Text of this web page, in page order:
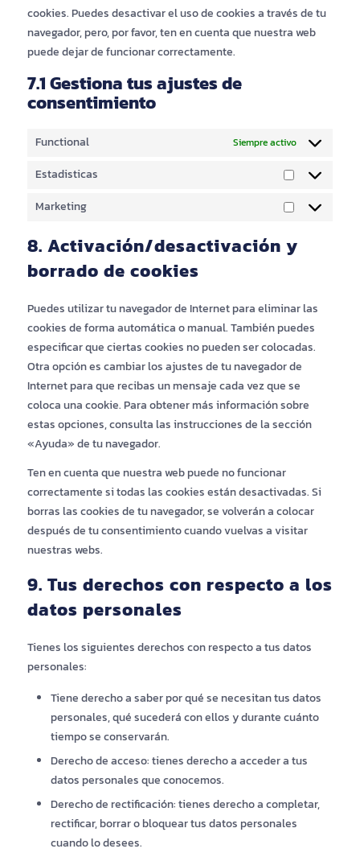
cookies. Puedes desactivar el uso de cookies a través de tu
navegador, pero, por favor, ten en cuenta que nuestra web
puede dejar de funcionar correctamente.
7.1 Gestiona tus ajustes de
consentimiento
Functional Siempre activo
Estadisticas
Estadisticas
Marketing
Marketing
8. Activación/desactivación y
borrado de cookies
Puedes utilizar tu navegador de Internet para eliminar las
cookies de forma automática o manual. También puedes
especificar que ciertas cookies no pueden ser colocadas.
Otra opción es cambiar los ajustes de tu navegador de
Internet para que recibas un mensaje cada vez que se
coloca una cookie. Para obtener más información sobre
estas opciones, consulta las instrucciones de la sección
«Ayuda» de tu navegador.
Ten en cuenta que nuestra web puede no funcionar
correctamente si todas las cookies están desactivadas. Si
borras las cookies de tu navegador, se volverán a colocar
después de tu consentimiento cuando vuelvas a visitar
nuestras webs.
9. Tus derechos con respecto a los
datos personales
Tienes los siguientes derechos con respecto a tus datos
personales:
Tiene derecho a saber por qué se necesitan tus datos
personales, qué sucederá con ellos y durante cuánto
tiempo se conservarán.
Derecho de acceso: tienes derecho a acceder a tus
datos personales que conocemos.
Derecho de rectificación: tienes derecho a completar,
rectificar, borrar o bloquear tus datos personales
cuando lo desees.